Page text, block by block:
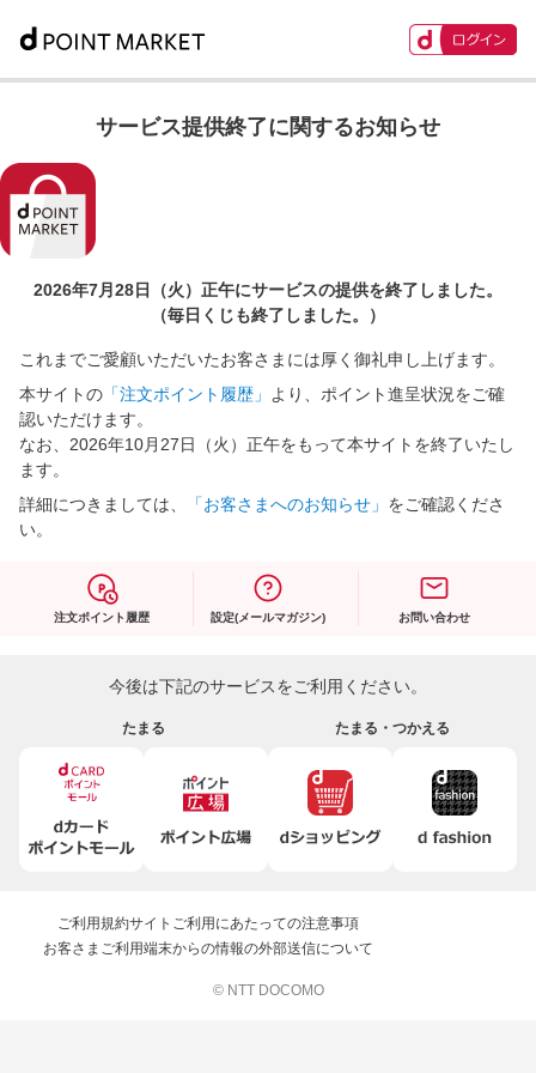
サービス提供終了に関するお知らせ
2026年7月28日（火）正午にサービスの提供を終了しました。
（毎日くじも終了しました。）
これまでご愛顧いただいたお客さまには厚く御礼申し上げます。
本サイトの 「注文ポイント履歴」
より、ポイント進呈状況をご確
認いただけます。
なお、2026年10月27日（火）正午をもって本サイトを終了いたし
ます。
詳細につきましては、
「お客さまへのお知らせ」 をご確認くださ
い。
注文ポイント履歴 設定(メールマガジン) お問い合わせ
今後は下記のサービスをご利用ください。
たまる たまる・つかえる
ご利用規約サイトご利用にあたっての注意事項
お客さまご利用端末からの情報の外部送信について
© NTT DOCOMO